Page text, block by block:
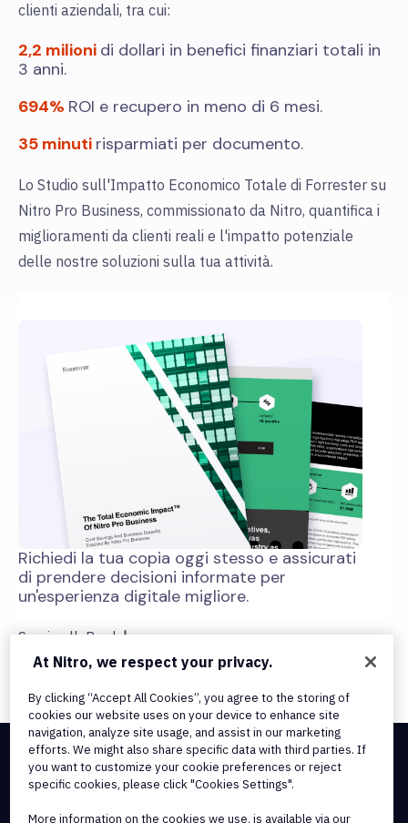
clienti aziendali, tra cui:
2,2 milioni di dollari in benefici finanziari totali in
3 anni.
694% ROI e recupero in meno di 6 mesi.
35 minuti risparmiati per documento.
Lo Studio sull'Impatto Economico Totale di Forrester su
Nitro Pro Business, commissionato da Nitro, quantifica i
miglioramenti da clienti reali e l'impatto potenziale
delle nostre soluzioni sulla tua attività.
Richiedi la tua copia oggi stesso e assicurati
di prendere decisioni informate per
un'esperienza digitale migliore.
Scarica l'eBook
Integrations & API Connectivity
Terms of Service
At Nitro, we respect your privacy.
By clicking “Accept All Cookies”, you agree to the storing of
cookies our website uses on your device to enhance site
navigation, analyze site usage, and assist in our marketing
efforts. We might also share specific data with third parties. If
you want to customize your cookie preferences or reject
specific cookies, please click "Cookies Settings".
More information on the cookies we use, is available via our